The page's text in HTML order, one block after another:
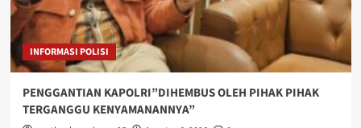
INFORMASI POLISI
PENGGANTIAN KAPOLRI”DIHEMBUS OLEH PIHAK PIHAK
TERGANGGU KENYAMANANNYA”